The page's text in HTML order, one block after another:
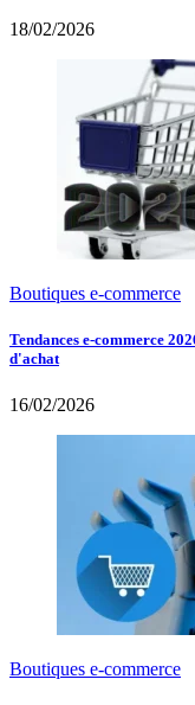
18/02/2026
Boutiques e-commerce
Tendances e-commerce
d'achat
16/02/2026
Boutiques e-commerce